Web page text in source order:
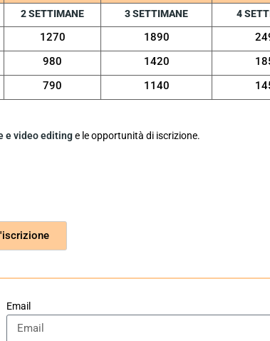
2 SETTIMANE 3 SETTIMANE 4
1270 1890
980 1420
790 1140
e video editinge le opportunità di iscrizione.
Email